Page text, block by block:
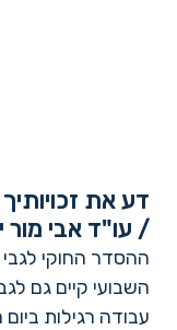
דע את
/ עו"ד אבי מור
ההסדר החוקי
השבועי קיים גם
עבודה רגילות